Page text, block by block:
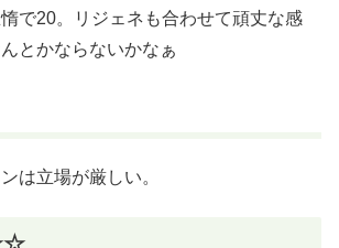
で20。リジェネも合わせて頑丈な感
とかならないかなぁ
は立場が厳しい。